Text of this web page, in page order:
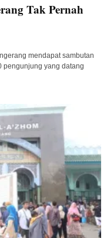
Tak Pernah
mendapat sambutan
pengunjung yang datang